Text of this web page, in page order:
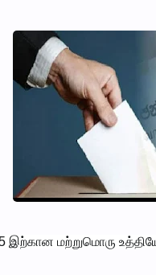
மற்றுமொரு